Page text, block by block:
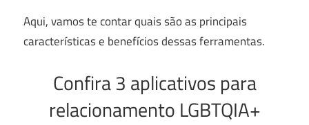
Aqui, vamos te contar quais são as principais
características e benefícios dessas ferramentas.
Confira 3 aplicativos para
relacionamento LGBTQIA+